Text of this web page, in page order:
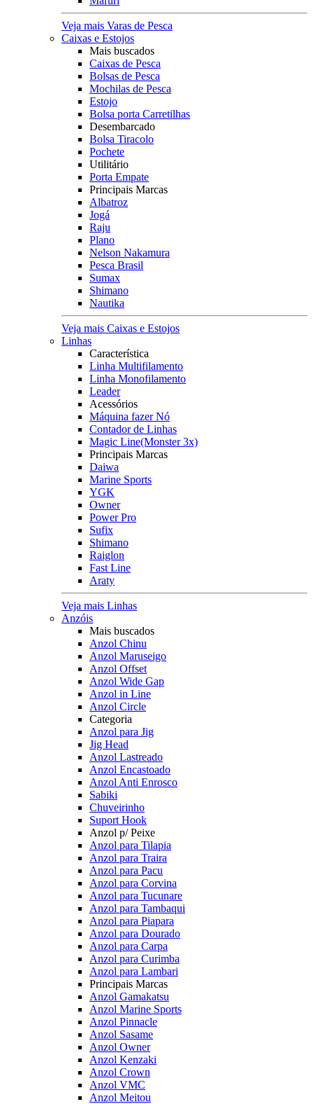
Veja mais Varas de Pesca
Caixas e Estojos
Mais buscados
Caixas de Pesca
Bolsas de Pesca
Mochilas de Pesca
Estojo
Bolsa porta Carretilhas
Desembarcado
Bolsa Tiracolo
Pochete
Utilitário
Porta Empate
Principais Marcas
Albatroz
Jogá
Raju
Plano
Nelson Nakamura
Pesca Brasil
Sumax
Shimano
Nautika
Veja mais Caixas e Estojos
Linhas
Característica
Linha Multifilamento
Linha Monofilamento
Leader
Acessórios
Máquina fazer Nó
Contador de Linhas
Magic Line(Monster 3x)
Principais Marcas
Daiwa
Marine Sports
YGK
Owner
Power Pro
Sufix
Shimano
Raiglon
Fast Line
Araty
Veja mais Linhas
Anzóis
Mais buscados
Anzol Chinu
Anzol Maruseigo
Anzol Offset
Anzol Wide Gap
Anzol in Line
Anzol Circle
Categoria
Anzol para Jig
Jig Head
Anzol Lastreado
Anzol Encastoado
Anzol Anti Enrosco
Sabiki
Chuveirinho
Suport Hook
Anzol p/ Peixe
Anzol para Tilapia
Anzol para Traira
Anzol para Pacu
Anzol para Corvina
Anzol para Tucunare
Anzol para Tambaqui
Anzol para Piapara
Anzol para Dourado
Anzol para Carpa
Anzol para Curimba
Anzol para Lambari
Principais Marcas
Anzol Gamakatsu
Anzol Marine Sports
Anzol Pinnacle
Anzol Sasame
Anzol Owner
Anzol Kenzaki
Anzol Crown
Anzol VMC
Anzol Meitou